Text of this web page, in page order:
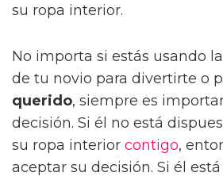
su ropa interior.
No importa si estás usando la
de tu novio para divertirte o
querido, siempre es
decisión. Si él no está
su ropa interior contigo,
aceptar su decisión. Si él